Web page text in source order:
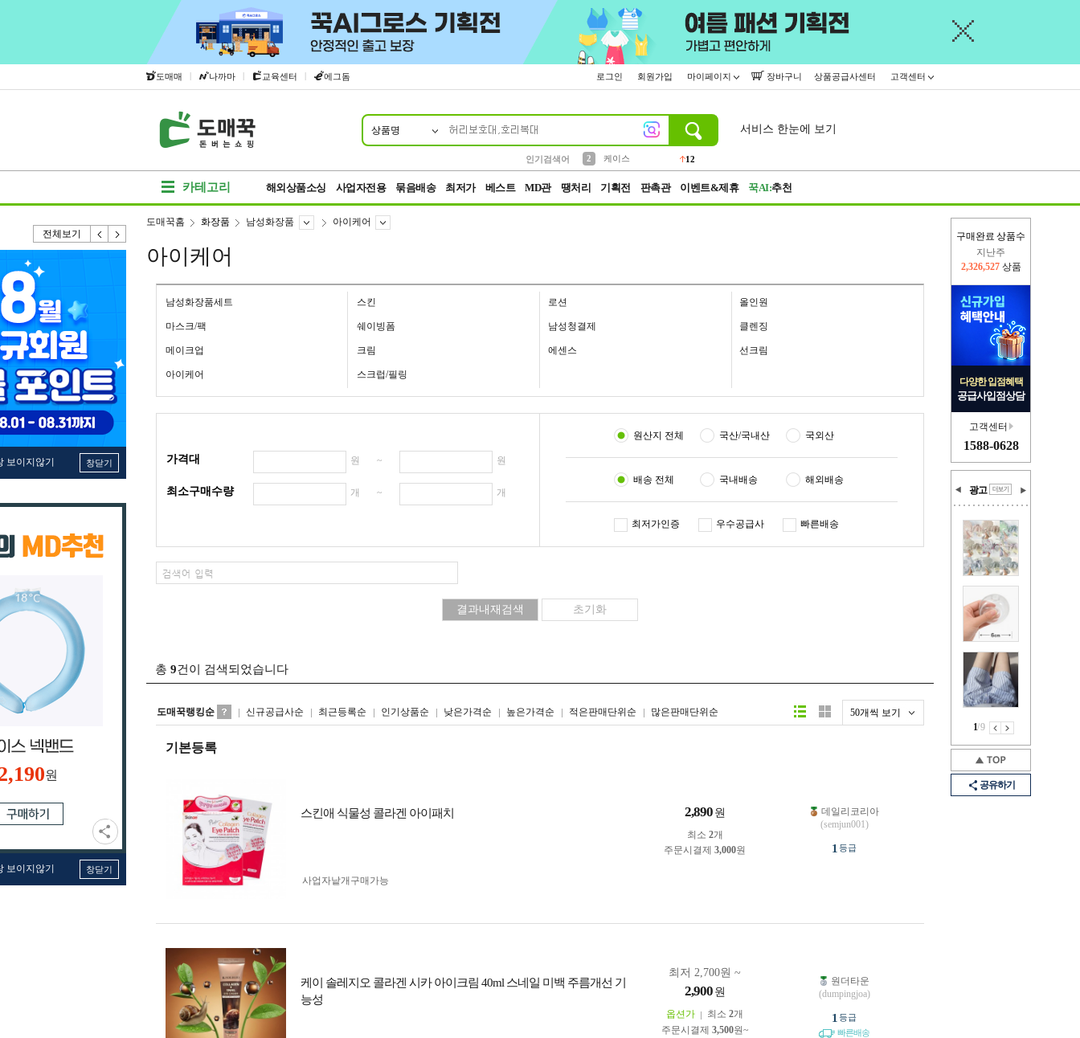
도매매 | 나까마 | 교육센터 | 에그돔 로그인 회원가입 마이페이지 장바구니 상품공급사센터 고객센터
상품명
인기검색어
2
케이스
12
서비스 한눈에 보기
카테고리 해외상품소싱 사업자전용 묶음배송 최저가 베스트 MD관 땡처리 기획전 판촉관 이벤트&제휴 꾹AI:추천
전체보기
보이지않기 창닫기
원
보이지않기 창닫기
구매완료 상품수
지난주
2,326,527 상품
다양한 입점혜택
공급사입점상담
고객센터
1588-0628
광고
1/9
공유하기
도매꾹홈 화장품 남성화장품 아이케어
아이케어
남성화장품세트 스킨 로션 올인원
마스크/팩 쉐이빙폼 남성청결제 클렌징
메이크업 크림 에센스 선크림
아이케어 스크럽/필링
가격대 원 ~ 원
최소구매수량 개 ~ 개
원산지 전체 국산/국내산 국외산
배송 전체 국내배송 해외배송
최저가인증 우수공급사 빠른배송
총 9건이 검색되었습니다
도매꾹랭킹순 신규공급사순 최근등록순 인기상품순 낮은가격순 높은가격순 적은판매단위순 많은판매단위순 50개씩 보기
리스트형갤러리형
기본등록
스킨애 식물성 콜라겐 아이패치 2,890 원
최소 2개
주문시결제 3,000원
사업자 낱개구매가능
데일리코리아
(semjun001)
1 등급
케이 솔레지오 콜라겐 시카 아이크림 40ml 스네일 미백 주름개선 기
능성
최저 2,700원 ~
2,900 원
옵션가 최소 2개
주문시결제 3,500원~
원더타운
(dumpingjoa)
1 등급
빠른배송